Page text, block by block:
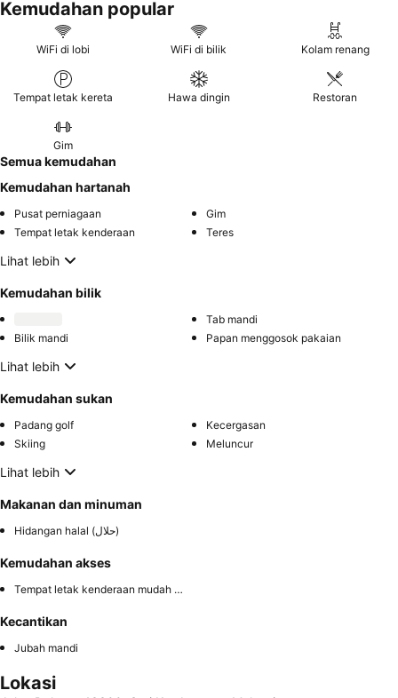
Kemudahan popular
WiFi di lobi WiFi di bilik Kolam renang
Tempat letak kereta Hawa dingin Restoran
Gim
Semua kemudahan
Kemudahan hartanah
Pusat perniagaan
Gim
Tempat letak kenderaan
Teres
Lihat lebih
Kemudahan bilik
Tab mandi
Bilik mandi
Papan menggosok pakaian
Lihat lebih
Kemudahan sukan
Padang golf
Kecergasan
Skiing
Meluncur
Lihat lebih
Makanan dan minuman
Hidangan halal (حلال)
Kemudahan akses
Tempat letak kenderaan mudah diakses
Kecantikan
Jubah mandi
Lokasi